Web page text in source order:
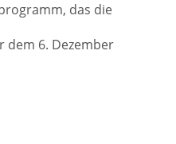
das die
dem 6. Dezember